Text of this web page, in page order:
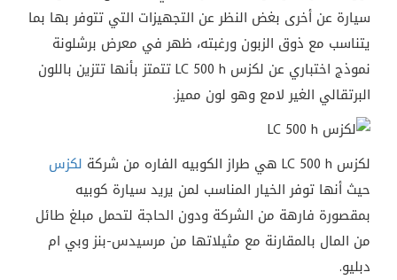
سيارة عن أخرى بغض النظر عن التجهيزات التي تتوفر بها بما
يتناسب مع ذوق الزبون ورغبته، ظهر في معرض برشلونة
نموذج اختباري عن لكزس LC 500 h تتمتز بأنها تتزين باللون
البرتقالي الغير لامع وهو لون مميز.
لكزس LC 500 h هي طراز الكوبيه الفاره من شركة
لكزس
حيث أنها توفر الخيار المناسب لمن يريد سيارة كوبيه
بمقصورة فارهة من الشركة ودون الحاجة لتحمل مبلغ طائل
من المال بالمقارنة مع مثيلاتها من مرسيدس-بنز وبي ام
دبليو.